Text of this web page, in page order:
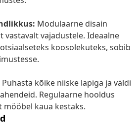
Modulaarne disain
vastavalt vajadustele. Ideaalne
koosolekuteks, sobib
Puhasta kõike niiske lapiga ja väldi
Regulaarne hooldus
mööbel kaua kestaks.